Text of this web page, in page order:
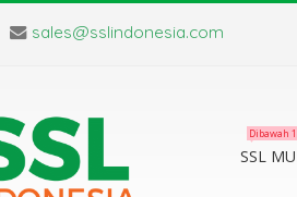
sales@sslindonesia.com
SSL
Dibawah